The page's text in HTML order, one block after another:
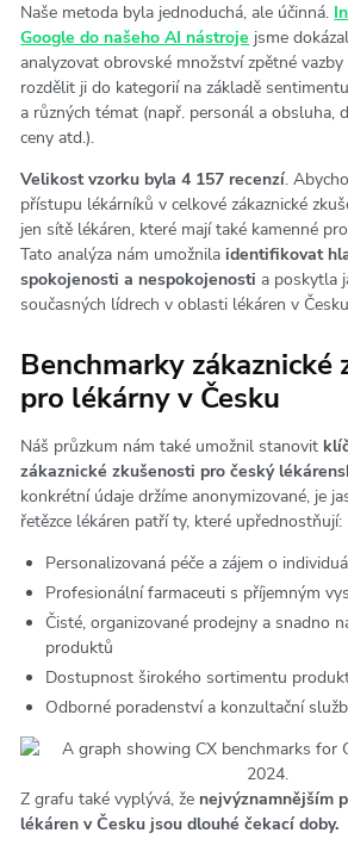
Naše metoda byla jednoduchá, ale účinná.
Google do našeho AI nástroje jsme
analyzovat obrovské množství zpětné vazby
rozdělit ji do kategorií na základě
a různých témat (např. personál a obsluha,
ceny atd.).
Velikost vzorku byla 4 157 recenzí.
přístupu lékárníků v celkové zákaznické
jen sítě lékáren, které mají také kamenné
Tato analýza nám umožnilaidentifikovat
spokojenosti a nespokojenosti a poskytla
současných lídrech v oblasti lékáren v
Benchmarky zákaznické
pro lékárny v Česku
Náš průzkum nám také umožnil stanovit
zákaznické zkušenosti pro český
konkrétní údaje držíme anonymizované, je
řetězce lékáren patří ty, které upřednostňují:
Personalizovaná péče a zájem o
Profesionální farmaceuti s příjemným
Čisté, organizované prodejny a snadno
produktů
Dostupnost širokého sortimentu
Odborné poradenství a konzultační
Z grafu také vyplývá, že nejvýznamnějším
lékáren v Česku jsou dlouhé čekací doby.